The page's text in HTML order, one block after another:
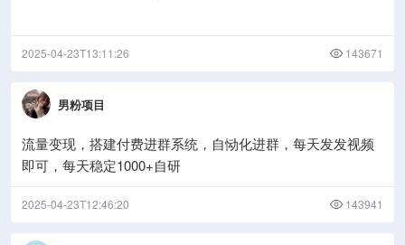
2025-04-23T13:11:26 143671
男粉项目
流量变现，搭建付费进群系统，自恸化进群，每天发发视频
即可，每天稳定1000+自研
2025-04-23T12:46:20 143941